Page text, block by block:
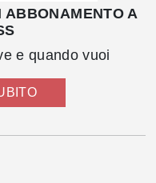
ABBONAMENTO A
e quando vuoi